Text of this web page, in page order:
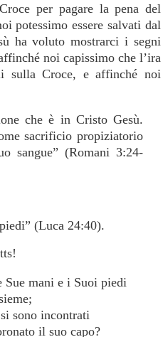
per pagare la pena del
potessimo essere salvati dal
ha voluto mostrarci i segni
noi capissimo che l’ira
Croce, e affinché noi
che è in Cristo Gesù.
sacrificio propiziatorio
sangue” (Romani 3:24-
(Luca 24:40).
Sue mani e i Suoi piedi
sono incontrati
il suo capo?